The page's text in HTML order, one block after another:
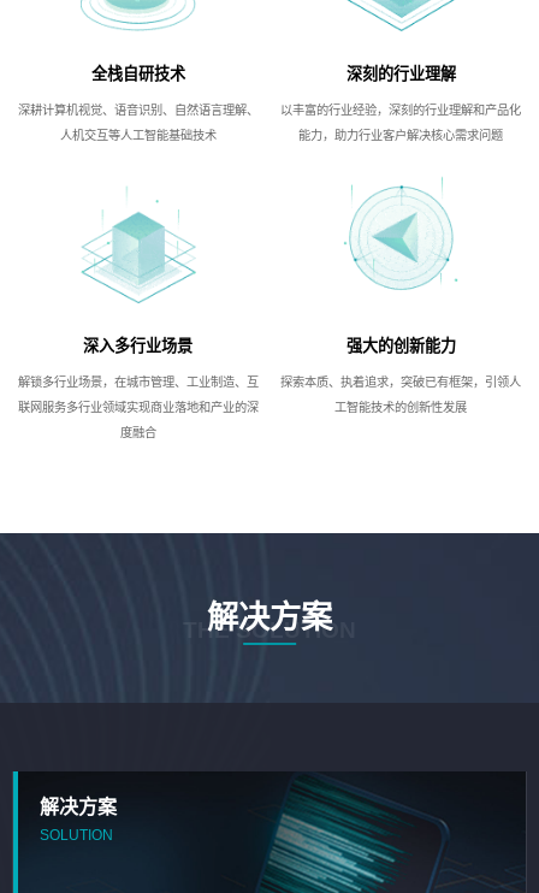
全栈自研技术
深耕计算机视觉、语音识别、自然语言理解、
人机交互等人工智能基础技术
深刻的行业理解
以丰富的行业经验，深刻的行业理解和产品化
能力，助力行业客户解决核心需求问题
深入多行业场景
解锁多行业场景，在城市管理、工业制造、互
联网服务多行业领域实现商业落地和产业的深
度融合
强大的创新能力
探索本质、执着追求，突破已有框架，引领人
工智能技术的创新性发展
解决方案
THE SOLUTION
解决方案
SOLUTION